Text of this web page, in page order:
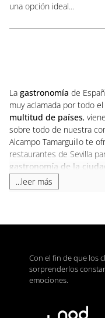
una opción ideal...
La gastronomía de
muy aclamada por todo
multitud de países,
sobre todo de nuestra
Alcampo Tamarguillo te
restaurantes de Sevilla
gastronomía de la
No lo dudes más, tanto
Tamarguillo, podrás
moda a tu disposición.
...leer más
Con el fin de que los
sorprenderlos
emociones.